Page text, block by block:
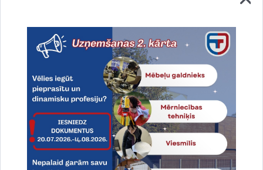
Vai šī informācija bija noderīga?